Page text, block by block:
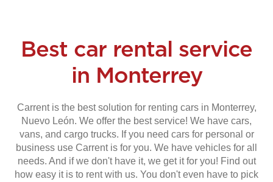
Best car rental service
in Monterrey
Carrent is the best solution for renting cars in Monterrey,
Nuevo León. We offer the best service! We have cars,
vans, and cargo trucks. If you need cars for personal or
business use Carrent is for you. We have vehicles for all
needs. And if we don't have it, we get it for you! Find out
how easy it is to rent with us. You don't even have to pick